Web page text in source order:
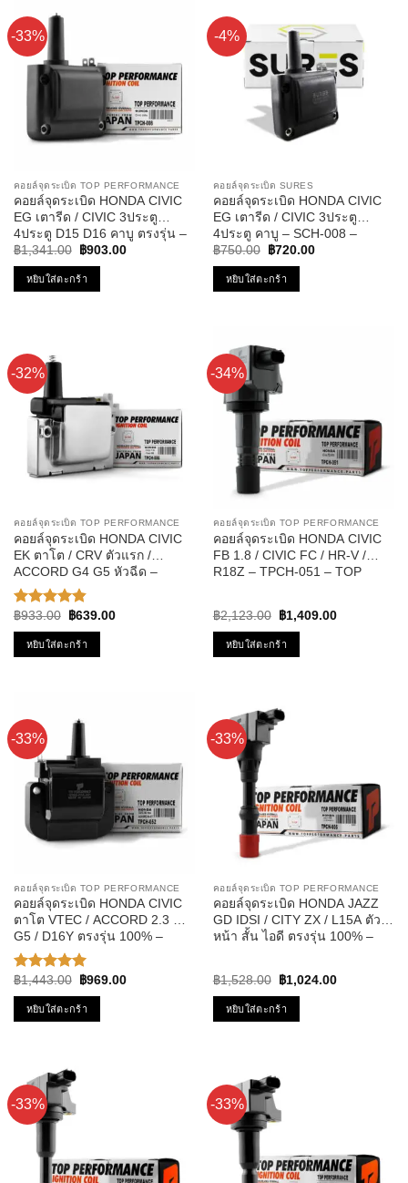
-33%
คอยล์จุดระเบิด TOP PERFORMANCE
คอยล์จุดระเบิด HONDA CIVIC
EG เตารีด / CIVIC 3ประตู
4ประตู D15 D16 คาบู ตรงรุ่น –
TPCH-008 – TOP
PERFORMANCE MADE IN
JAPAN – คอยล์หัวเทียน คอยล์ไฟ
฿1,341.00
Original
was:
฿1,341.00.
฿903.00Current
หยิบใส่ตะกร้า
-4%
คอยล์จุดระเบิด SURES
คอยล์จุดระเบิด HONDA CIVIC
EG เตารีด / CIVIC 3ประตู
4ประตู คาบู – SCH-008 –
SURES
฿750.00
Original
was:
฿750.00.
฿720.00Current
หยิบใส่ตะกร้า
-32%
คอยล์จุดระเบิด TOP PERFORMANCE
คอยล์จุดระเบิด HONDA CIVIC
EK ตาโต / CRV ตัวแรก /
ACCORD G4 G5 หัวฉีด –
TPCH-006 – คอยล์ หัวเทียน
จานจ่าย ซีวิค ซีวิก
ให้คะแนน
4.80ตั้งแต่
1-5
คะแนน
฿933.00
Original
was:
฿933.00.
฿639.00Current
หยิบใส่ตะกร้า
-34%
คอยล์จุดระเบิด TOP PERFORMANCE
คอยล์จุดระเบิด HONDA CIVIC
FB 1.8 / CIVIC FC / HR-V /
R18Z – TPCH-051 – TOP
ซีวิค 30520-R1A-A01
฿2,123.00
Original
price
was:
฿2,123.00.
฿1,409.00Current
หยิบใส่ตะกร้า
-33%
คอยล์จุดระเบิด TOP PERFORMANCE
คอยล์จุดระเบิด HONDA CIVIC
ตาโต VTEC / ACCORD 2.3 G4
G5 / D16Y ตรงรุ่น 100% –
TPCH-052 – TOP
PERFORMANCE MADE IN
JAPAN – คอยล์หัวเทียน คอยล์ไฟ
คอยล์จานจ่าย ฮอนด้า ซีวิค แอค
คอร์ด 30500-POA-A01
ให้คะแนน
5.00ตั้งแต่
1-5
คะแนน
฿1,443.00
Original
was:
฿1,443.00.
฿969.00Current
หยิบใส่ตะกร้า
-33%
คอยล์จุดระเบิด TOP PERFORMANCE
คอยล์จุดระเบิด HONDA JAZZ
GD IDSI / CITY ZX / L15A ตัว
หน้า สั้น ไอดี ตรงรุ่น 100% –
JAPAN – คอยล์หัวเทียน ฮอนด้า
แจ๊ส ซิตี้ 30520-PWA-003
฿1,528.00
Original
was:
฿1,528.00.
฿1,024.00Current
หยิบใส่ตะกร้า
-33% -33%